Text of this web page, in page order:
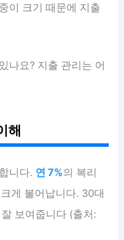
이 크기 때문에 지출
나요? 지출 관리는 어
해
니다. 연 7%의 복리
게 불어납니다. 30대
보여줍니다 (출처: